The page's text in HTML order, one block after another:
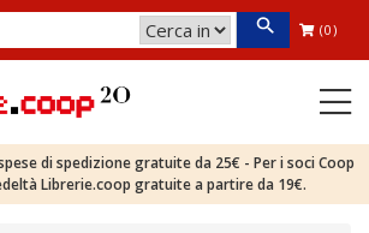
(0)
di spedizione gratuite da 25€ - Per i soci Coop
Librerie.coop gratuite a partire da 19€.